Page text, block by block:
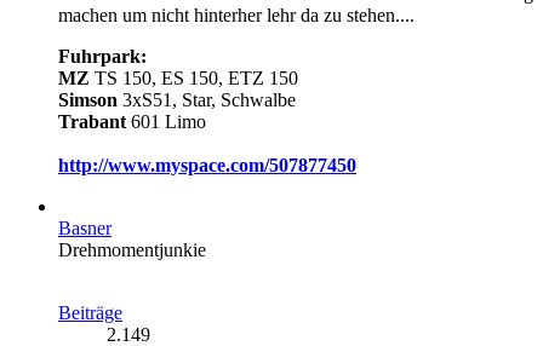
machen um nicht hinterher lehr da zu stehen....
Fuhrpark:
MZ TS 150, ES 150, ETZ 150
Simson 3xS51, Star, Schwalbe
Trabant 601 Limo
http://www.myspace.com/507877450
Basner
Drehmomentjunkie
Beiträge
2.149